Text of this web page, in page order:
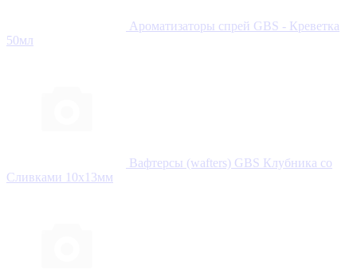
Ароматизаторы спрей GBS - Креветка
50мл
Вафтерсы (wafters) GBS Клубника со
Сливками 10x13мм